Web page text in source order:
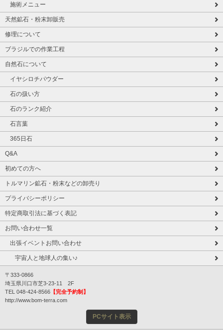
施術メニュー
天然鉱石・粉末卸販売
修理について
ブラジルでの作業工程
自然石について
イヤシロチパウダー
石の扱い方
石のランク紹介
石言葉
365日石
Q&A
初めての方へ
トルマリン鉱石・粉末などの卸売り
プライバシーポリシー
特定商取引法に基づく表記
お問い合わせ一覧
出張イベントお問い合わせ
宇宙人と地球人の集い♪
〒333-0866
埼玉県川口市芝3-23-11 2F
TEL 048-424-8566 【完全予約制】
http://www.bom-terra.com
PCサイト表示